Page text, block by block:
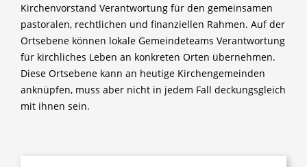
Kirchenvorstand Verantwortung für den gemeinsamen
pastoralen, rechtlichen und finanziellen Rahmen. Auf der
Ortsebene können lokale Gemeindeteams Verantwortung
für kirchliches Leben an konkreten Orten übernehmen.
Diese Ortsebene kann an heutige Kirchengemeinden
anknüpfen, muss aber nicht in jedem Fall deckungsgleich
mit ihnen sein.